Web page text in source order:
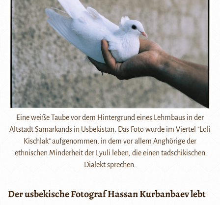
Eine weiße Taube vor dem Hintergrund eines Lehmbaus in der
Altstadt Samarkands in Usbekistan. Das Foto wurde im Viertel "Loli
Kischlak" aufgenommen, in dem vor allem Anghörige der
ethnischen Minderheit der Lyuli leben, die einen tadschikischen
Dialekt sprechen.
Der usbekische Fotograf Hassan Kurbanbaev lebt